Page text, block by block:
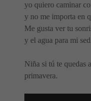
yo quiero caminar
y no me importa en
Me gusta ver tu
y el agua para mi
Niña si tú te quedas
primavera.